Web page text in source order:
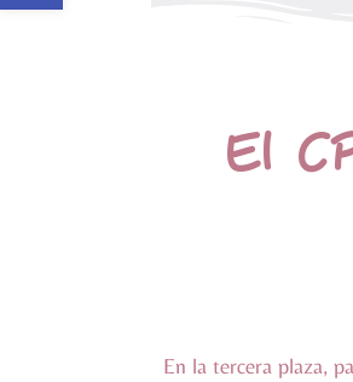
El
En la tercera plaza,